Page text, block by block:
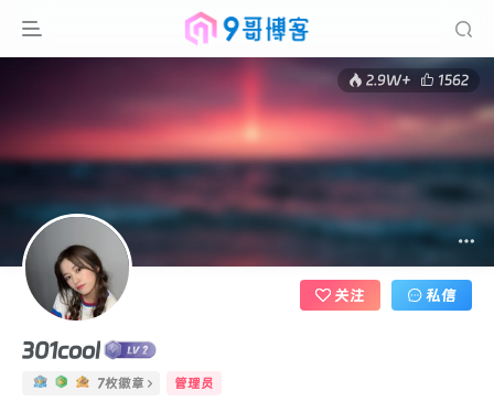
2.9W+ 1562
301cool
7枚徽章 管理员
关注 私信